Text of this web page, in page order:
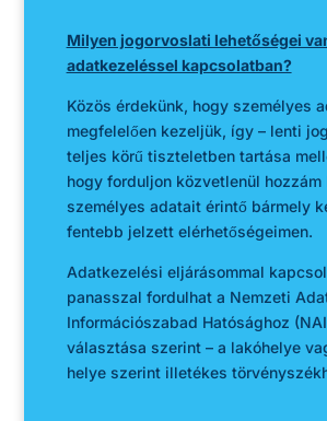
Milyen jogorvoslati lehetőségei
adatkezeléssel kapcsolatban?
Közös érdekünk, hogy személyes
megfelelően kezeljük, így – lenti
teljes körű tiszteletben tartása
hogy forduljon közvetlenül hozzám
személyes adatait érintő bármely
fentebb jelzett elérhetőségeimen.
Adatkezelési eljárásommal
panasszal fordulhat a Nemzeti
Információszabad Hatósághoz
választása szerint – a lakóhelye
helye szerint illetékes